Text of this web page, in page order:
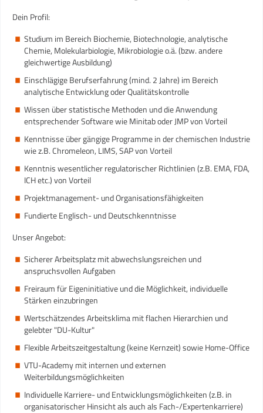
Dein Profil:
Studium im Bereich Biochemie, Biotechnologie, analytische
Chemie, Molekularbiologie, Mikrobiologie o.ä. (bzw. andere
gleichwertige Ausbildung)
Einschlägige Berufserfahrung (mind. 2 Jahre) im Bereich
analytische Entwicklung oder Qualitätskontrolle
Wissen über statistische Methoden und die Anwendung
entsprechender Software wie Minitab oder JMP von Vorteil
Kenntnisse über gängige Programme in der chemischen Industrie
wie z.B. Chromeleon, LIMS, SAP von Vorteil
Kenntnis wesentlicher regulatorischer Richtlinien (z.B. EMA, FDA,
ICH etc.) von Vorteil
Projektmanagement- und Organisationsfähigkeiten
Fundierte Englisch- und Deutschkenntnisse
Unser Angebot:
Sicherer Arbeitsplatz mit abwechslungsreichen und
anspruchsvollen Aufgaben
Freiraum für Eigeninitiative und die Möglichkeit, individuelle
Stärken einzubringen
Wertschätzendes Arbeitsklima mit flachen Hierarchien und
gelebter "DU-Kultur"
Flexible Arbeitszeitgestaltung (keine Kernzeit) sowie Home-Office
VTU-Academy mit internen und externen
Weiterbildungsmöglichkeiten
Individuelle Karriere- und Entwicklungsmöglichkeiten (z.B. in
organisatorischer Hinsicht als auch als Fach-/Expertenkarriere)